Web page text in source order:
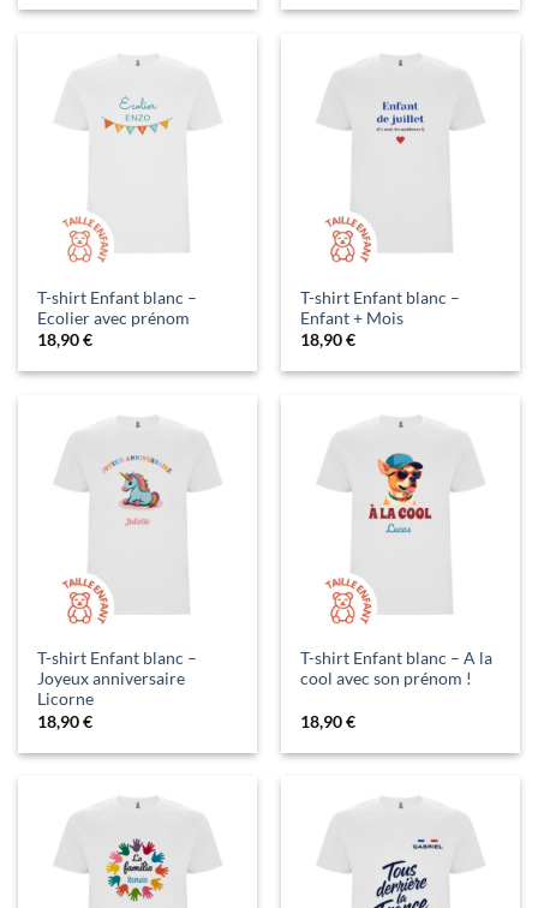
T-shirt Enfant blanc –
Ecolier avec prénom
18,90€
T-shirt Enfant blanc –
Enfant + Mois
18,90€
T-shirt Enfant blanc –
Joyeux anniversaire
Licorne
18,90€
T-shirt Enfant blanc – A la
cool avec son prénom !
18,90€